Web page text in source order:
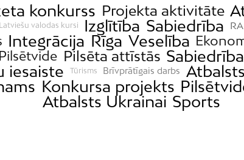
konkurss Projekta aktivitāte
Latviešu valodas kursi Izglītība Sabiedrība
Integrācija Rīga Veselība
Pilsēta attīstās
iesaiste Tūrisms Brīvprātīgais darbs
Konkursa projekts
Atbalsts Ukrainai Sports